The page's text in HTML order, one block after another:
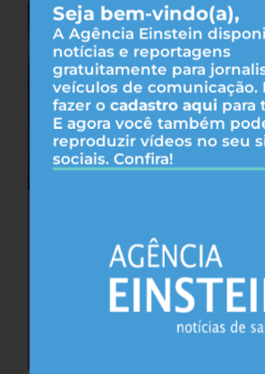
Seja bem-vindo(a),
A Agência Einstein
notícias e reportagens
gratuitamente para
veículos de comunicação.
fazer o cadastro aqui para
E agora você também
reproduzir vídeos no seu
sociais. Confira!
privação do sono, sugere